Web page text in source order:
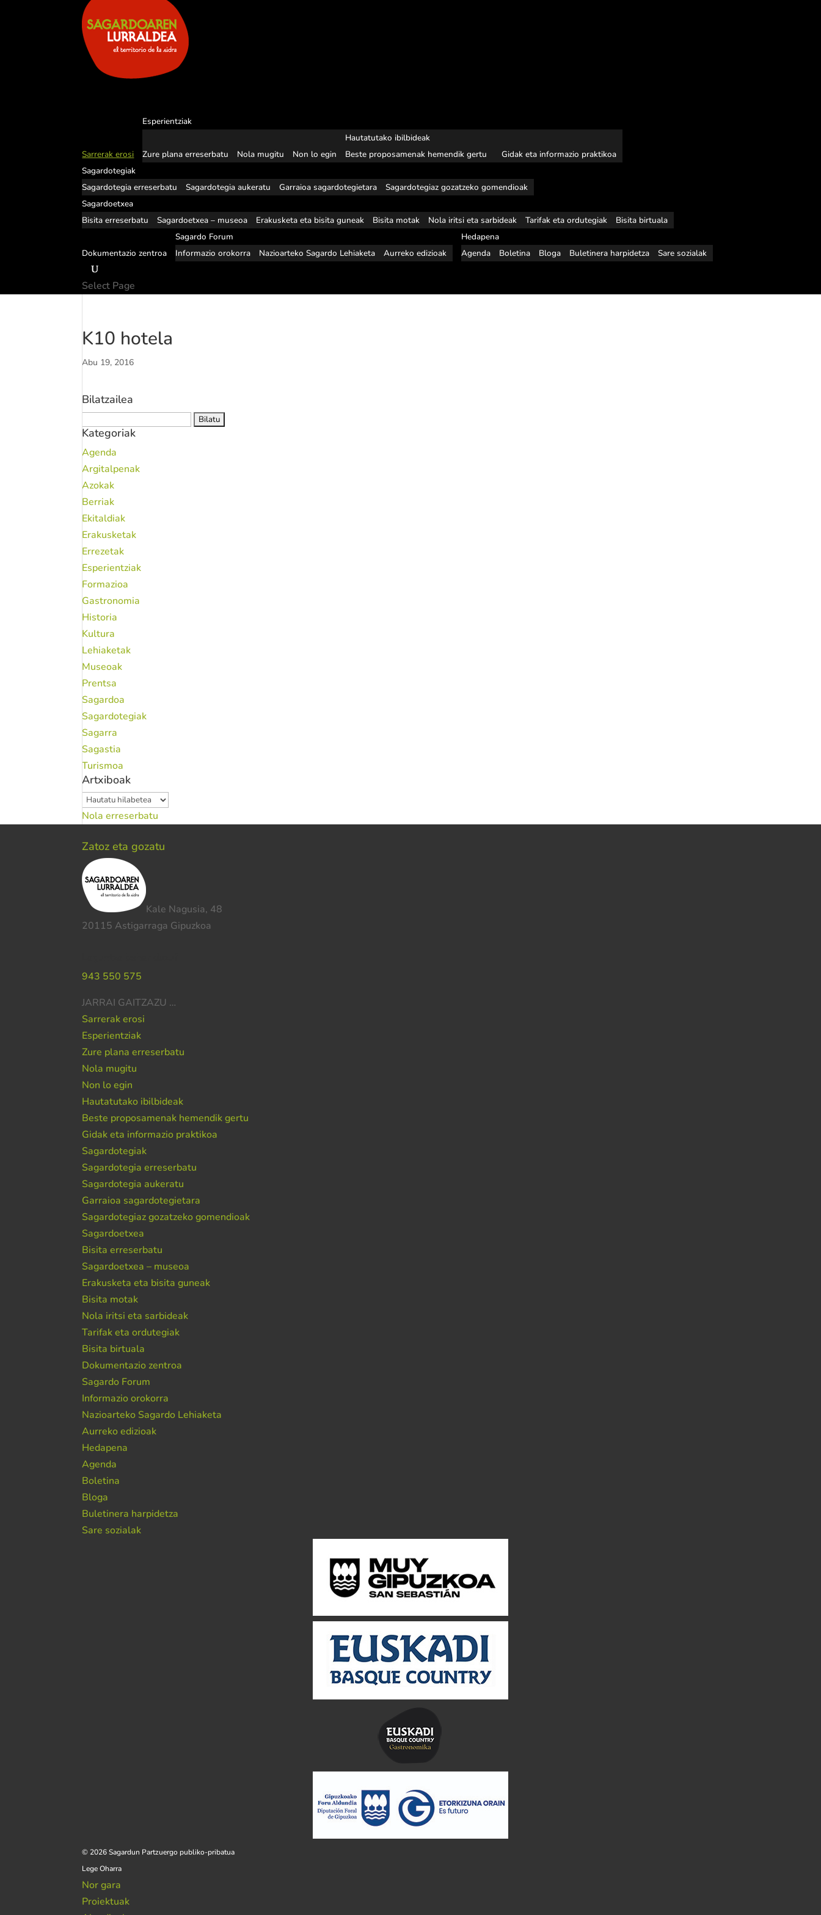
Sarrerak erosi
Esperientziak
Zure plana erreserbatu Nola mugitu Non lo egin
Hautatutako ibilbideak
Beste proposamenak hemendik gertu
Gidak eta informazio praktikoa
Sagardotegiak
Sagardotegia erreserbatu
Sagardotegia aukeratu Garraioa sagardotegietara
Sagardotegiaz gozatzeko gomendioak
Sagardoetxea
Bisita erreserbatu
Sagardoetxea – museoa Erakusketa eta bisita guneak Bisita motak Nola iritsi eta sarbideak Tarifak eta ordutegiak Bisita birtuala
Dokumentazio zentroa
Sagardo Forum
Informazio orokorra
Nazioarteko Sagardo Lehiaketa Aurreko edizioak
Hedapena
Agenda
Boletina Bloga Buletinera harpidetza Sare sozialak
Select Page
K10 hotela
Abu 19, 2016
Bilatzailea
Kategoriak
Agenda
Argitalpenak
Azokak
Berriak
Ekitaldiak
Erakusketak
Errezetak
Esperientziak
Formazioa
Gastronomia
Historia
Kultura
Lehiaketak
Museoak
Prentsa
Sagardoa
Sagardotegiak
Sagarra
Sagastia
Turismoa
Artxiboak
Artxiboak
Nola erreserbatu
Zatoz eta gozatu
Kale Nagusia, 48
20115 Astigarraga Gipuzkoa
943 550 575
JARRAI GAITZAZU …
Sarrerak erosi
Esperientziak
Zure plana erreserbatu
Nola mugitu
Non lo egin
Hautatutako ibilbideak
Beste proposamenak hemendik gertu
Gidak eta informazio praktikoa
Sagardotegiak
Sagardotegia erreserbatu
Sagardotegia aukeratu
Garraioa sagardotegietara
Sagardotegiaz gozatzeko gomendioak
Sagardoetxea
Bisita erreserbatu
Sagardoetxea – museoa
Erakusketa eta bisita guneak
Bisita motak
Nola iritsi eta sarbideak
Tarifak eta ordutegiak
Bisita birtuala
Dokumentazio zentroa
Sagardo Forum
Informazio orokorra
Nazioarteko Sagardo Lehiaketa
Aurreko edizioak
Hedapena
Agenda
Boletina
Bloga
Buletinera harpidetza
Sare sozialak
© 2026 Sagardun Partzuergo publiko-pribatua
Lege Oharra
Nor gara
Proiektuak